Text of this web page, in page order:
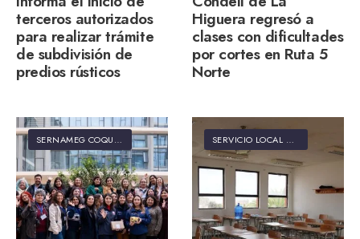
terceros autorizados
para realizar trámite
de subdivisión de
predios rústicos
Higuera regresó a
clases con dificultades
por cortes en Ruta 5
Norte
SERNAMEG COQUIMBO SERVICIO LOCAL DE EDUCACIÓN PÚBLICA ELQUI